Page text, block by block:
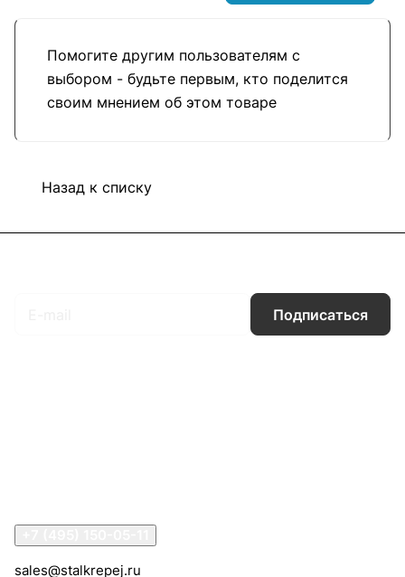
Помогите другим пользователям с
выбором - будьте первым, кто поделится
своим мнением об этом товаре
Назад к списку
Подписаться
sales@stalkrepej.ru